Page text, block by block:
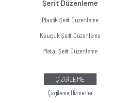
Şerit Düzenleme
Plastik Şerit Düzenleme
Kauçuk Şerit Düzenleme
Metal Şerit Düzenleme
ÇİZGİLEME
Çizgileme Hizmetleri